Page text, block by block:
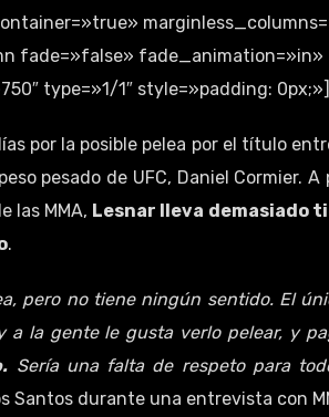
fade=»false» fade_animation=»in»
type=»1/1″ style=»padding:
por la posible pelea por el título
pesado de UFC, Daniel Cormier.
las MMA, Lesnar lleva demasiado
.
pero no tiene ningún sentido. El
la gente le gusta verlo pelear, y
Sería una falta de respeto para
Santos durante una entrevista con